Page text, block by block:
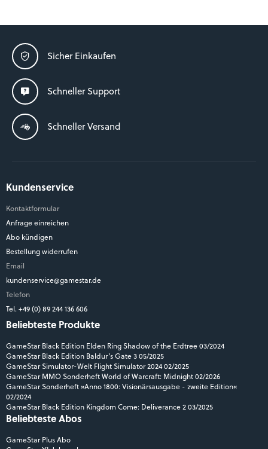
Sicher Einkaufen
Schneller Support
Schneller Versand
Kundenservice
Kontaktformular
Anfrage einreichen
Abo kündigen
Bestellung widerrufen
Email
kundenservice@gamestar.de
Telefon
Tel. +49 (0) 89 244 136 606
Beliebteste Produkte
GameStar Black Edition Elden Ring Shadow of the Erdtree 03/2024
GameStar Black Edition Baldur's Gate 3 05/2025
GameStar Simulator-Welt Flight Simulator 2024 02/2025
GameStar MMO Sonderheft World of Warcraft: Midnight 02/2026
GameStar Sonderheft »Anno 1800: Visionärsausgabe - zweite Edition«
02/2024
GameStar Black Edition Kingdom Come: Deliverance 2 03/2025
Beliebteste Abos
GameStar Plus Abo